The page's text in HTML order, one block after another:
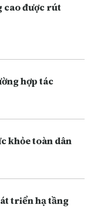
cao được rút
hợp tác
khỏe toàn dân
triển hạ tầng